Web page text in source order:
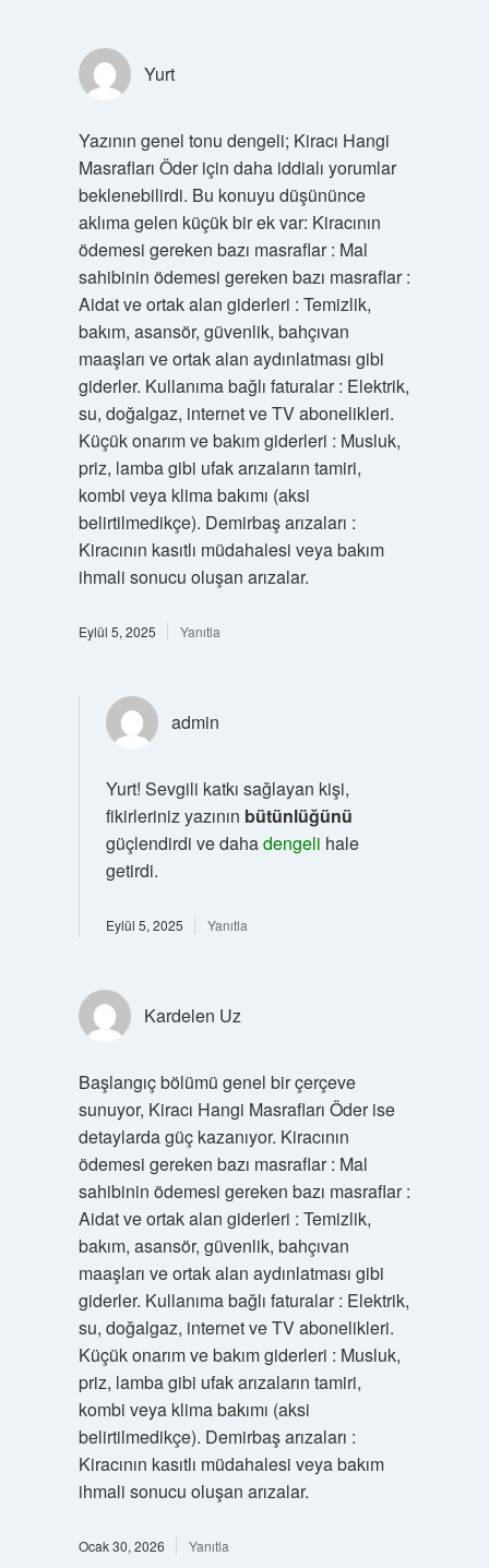
Yurt
Yazının genel tonu dengeli; Kiracı Hangi
Masrafları Öder için daha iddialı yorumlar
beklenebilirdi. Bu konuyu düşününce
aklıma gelen küçük bir ek var: Kiracının
ödemesi gereken bazı masraflar : Mal
sahibinin ödemesi gereken bazı masraflar :
Aidat ve ortak alan giderleri : Temizlik,
bakım, asansör, güvenlik, bahçıvan
maaşları ve ortak alan aydınlatması gibi
giderler. Kullanıma bağlı faturalar : Elektrik,
su, doğalgaz, internet ve TV abonelikleri.
Küçük onarım ve bakım giderleri : Musluk,
priz, lamba gibi ufak arızaların tamiri,
kombi veya klima bakımı (aksi
belirtilmedikçe). Demirbaş arızaları :
Kiracının kasıtlı müdahalesi veya bakım
ihmali sonucu oluşan arızalar.
Eylül 5, 2025 Yanıtla
admin
Yurt! Sevgili katkı sağlayan kişi,
fikirleriniz yazının bütünlüğünü
güçlendirdi ve dahadengeli hale
getirdi.
Eylül 5, 2025 Yanıtla
Kardelen Uz
Başlangıç bölümü genel bir çerçeve
sunuyor, Kiracı Hangi Masrafları Öder ise
detaylarda güç kazanıyor. Kiracının
ödemesi gereken bazı masraflar : Mal
sahibinin ödemesi gereken bazı masraflar :
Aidat ve ortak alan giderleri : Temizlik,
bakım, asansör, güvenlik, bahçıvan
maaşları ve ortak alan aydınlatması gibi
giderler. Kullanıma bağlı faturalar : Elektrik,
su, doğalgaz, internet ve TV abonelikleri.
Küçük onarım ve bakım giderleri : Musluk,
priz, lamba gibi ufak arızaların tamiri,
kombi veya klima bakımı (aksi
belirtilmedikçe). Demirbaş arızaları :
Kiracının kasıtlı müdahalesi veya bakım
ihmali sonucu oluşan arızalar.
Ocak 30, 2026 Yanıtla